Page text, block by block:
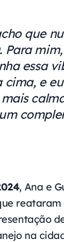
que
Para
essa
cima, e
, Ana e
reataram
na